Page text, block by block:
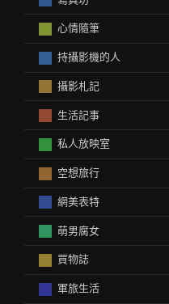
心情隨筆
持攝影機的人
攝影札記
生活記事
私人放映室
空想旅行
網美表特
萌男腐女
買物誌
軍旅生活